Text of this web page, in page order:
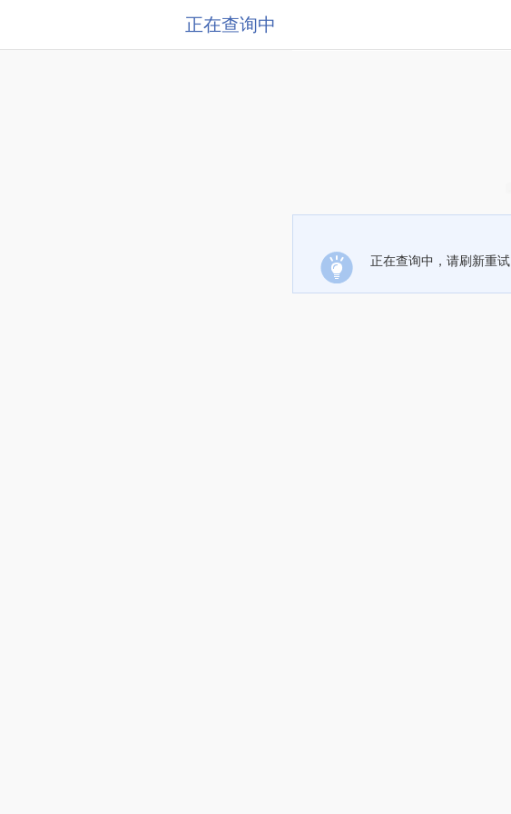
正在查询中
正在查询中，请刷新重试